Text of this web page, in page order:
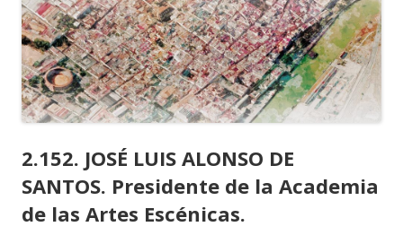
2.152. JOSÉ LUIS ALONSO DE
SANTOS. Presidente de la Academia
de las Artes Escénicas.